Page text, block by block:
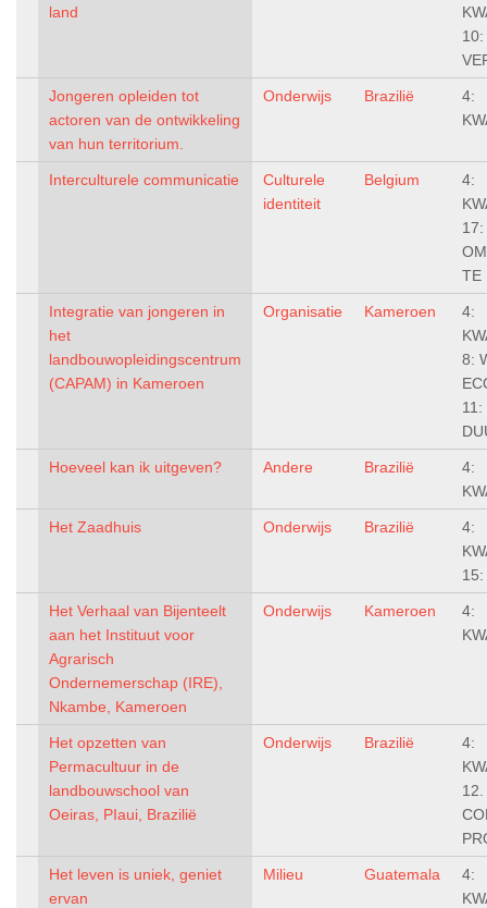
land
10:
Jongeren opleiden tot
actoren van de ontwikkeling
van hun territorium.
Onderwijs Brazilië
4:
Interculturele communicatie
Culturele
identiteit
Belgium
4:
17:
TE
Integratie van jongeren in
het
landbouwopleidingscentrum
(CAPAM) in Kameroen
Organisatie Kameroen
4:
8:
11:
Hoeveel kan ik uitgeven? Andere Brazilië
4:
Het Zaadhuis Onderwijs Brazilië
4:
15:
Het Verhaal van Bijenteelt
aan het Instituut voor
Agrarisch
Ondernemerschap (IRE),
Nkambe, Kameroen
Onderwijs Kameroen
4:
Het opzetten van
Permacultuur in de
landbouwschool van
Oeiras, PIaui, Brazilië
Onderwijs Brazilië
4:
12.
Het leven is uniek, geniet
ervan
Milieu Guatemala
4: